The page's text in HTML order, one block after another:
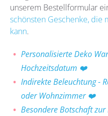
unserem Bestellformular
schönsten Geschenke, die
kann.
Personalisierte Deko
Hochzeitsdatum ❤️
Indirekte Beleuchtung -
oder Wohnzimmer ❤️
Besondere Botschaft